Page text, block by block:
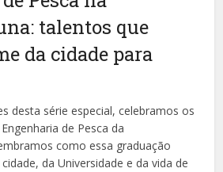
talentos que
da cidade para
desta série especial, celebramos os
de Pesca da
como essa graduação
da Universidade e da vida de